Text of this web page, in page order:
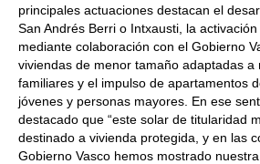
principales actuaciones destacan el
San Andrés Berri o Intxausti, la
mediante colaboración con el Gobierno
viviendas de menor tamaño adaptadas a
familiares y el impulso de apartamentos
jóvenes y personas mayores. En ese
destacado que “este solar de titularidad
destinado a vivienda protegida, y en las
Gobierno Vasco hemos mostrado